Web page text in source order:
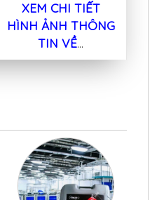
XEM CHI TIẾT
HÌNH ẢNH THÔNG
TIN VỀ...